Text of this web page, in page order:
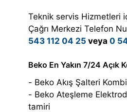
Teknik servis Hizmetleri
Çağrı Merkezi Telefon
543 112 04 25 veya 0
Beko En Yakın 7/24 Açık
- Beko Akış Şalteri
- Beko Ateşleme
tamiri